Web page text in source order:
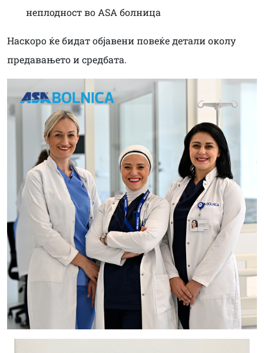
неплодност во ASA болница
Наскоро ќе бидат објавени повеќе детали околу
предавањето и средбата.